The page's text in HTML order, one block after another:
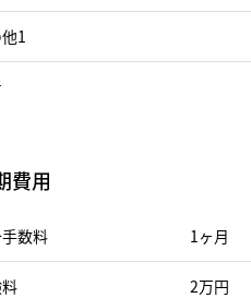
1
費用
数料 1ヶ月
2万円